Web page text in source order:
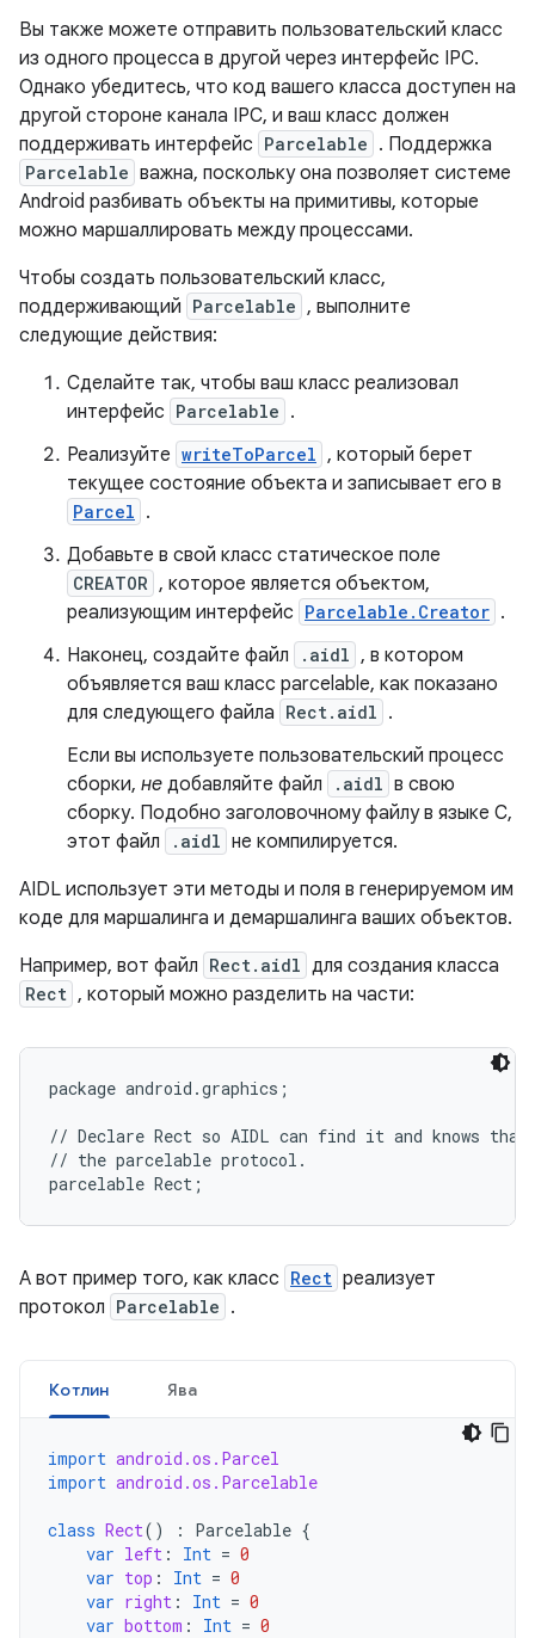
Вы также можете отправить пользовательский класс
из одного процесса в другой через интерфейс IPC.
Однако убедитесь, что код вашего класса доступен на
другой стороне канала IPC, и ваш класс должен
поддерживать интерфейс Parcelable . Поддержка
Parcelable важна, поскольку она позволяет системе
Android разбивать объекты на примитивы, которые
можно маршаллировать между процессами.
Чтобы создать пользовательский класс,
поддерживающий Parcelable , выполните
следующие действия:
Сделайте так, чтобы ваш класс реализовал
интерфейс Parcelable .
Реализуйте writeToParcel , который берет
текущее состояние объекта и записывает его в
Parcel .
Добавьте в свой класс статическое поле
CREATOR , которое является объектом,
реализующим интерфейс Parcelable.Creator .
Наконец, создайте файл
.aidl , в котором
объявляется ваш класс parcelable, как показано
для следующего файла Rect.aidl .
Если вы используете пользовательский процесс
сборки, не добавляйте файл .aidl в свою
сборку. Подобно заголовочному файлу в языке C,
этот файл
.aidl не компилируется.
AIDL использует эти методы и поля в генерируемом им
коде для маршалинга и демаршалинга ваших объектов.
Например, вот файл Rect.aidl для создания класса
Rect , который можно разделить на части:
package android.graphics;
// Declare Rect so AIDL can find it and knows
// the parcelable protocol.
А вот пример того, как класс Rect реализует
протокол Parcelable .
Котлин Ява
import android.os.Parcel
import android.os.Parcelable
class Rect() : Parcelable {
var left : Int = 0
var top : Int = 0
var right : Int = 0
var bottom : Int = 0